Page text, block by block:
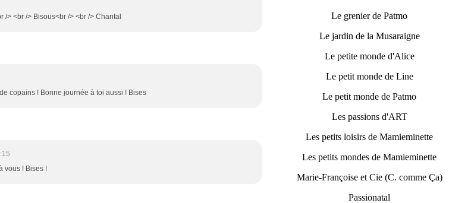
> <br /> Bisous<br /> <br /> Chantal
copains ! Bonne journée à toi aussi ! Bises
vous ! Bises !
Le grenier de Patmo
Le jardin de la Musaraigne
Le petite monde d'Alice
Le petit monde de Line
Le petit monde de Patmo
Les passions d'ART
Les petits loisirs de Mamieminette
Les petits mondes de Mamieminette
Marie-Françoise et Cie (C. comme Ça)
Passionatal